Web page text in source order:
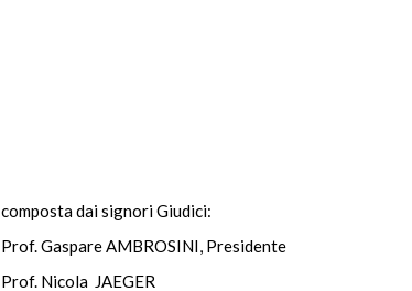
composta dai signori Giudici:
Prof. Gaspare AMBROSINI, Presidente
Prof. Nicola JAEGER